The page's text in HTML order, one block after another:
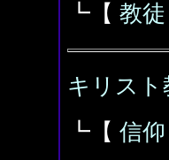
┗【 教徒
キリスト
┗【 信仰